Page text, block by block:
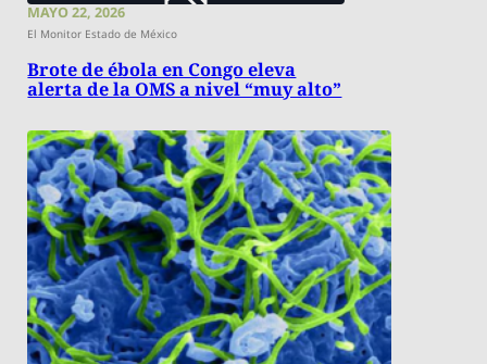
MAYO 22, 2026
El Monitor Estado de México
Brote de ébola en Congo eleva
alerta de la OMS a nivel “muy alto”